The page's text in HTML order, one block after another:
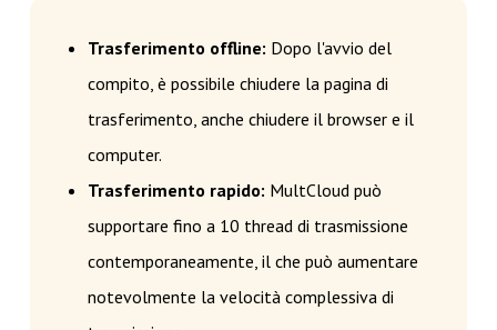
Trasferimento offline: Dopo l'avvio del
compito, è possibile chiudere la pagina di
trasferimento, anche chiudere il browser e il
computer.
Trasferimento rapido: MultCloud può
supportare fino a 10 thread di trasmissione
contemporaneamente, il che può aumentare
notevolmente la velocità complessiva di